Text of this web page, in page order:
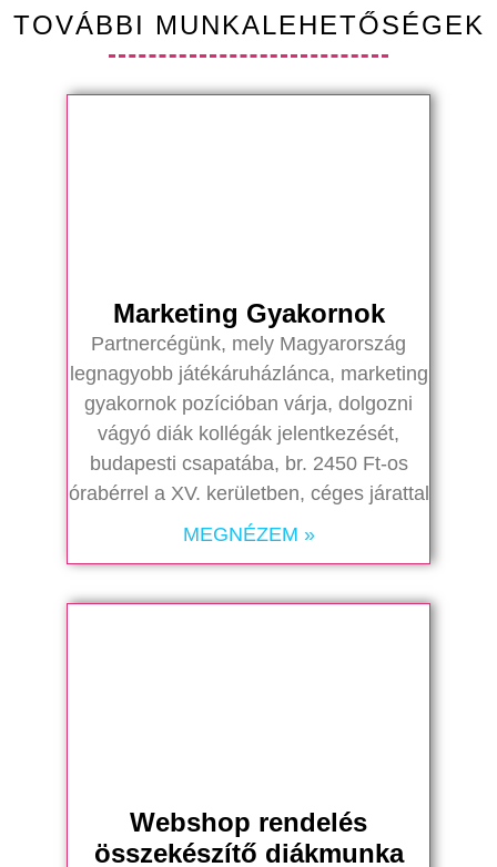
TOVÁBBI MUNKALEHETŐSÉGEK
Marketing Gyakornok
Partnercégünk, mely Magyarország
legnagyobb játékáruházlánca, marketing
gyakornok pozícióban várja, dolgozni
vágyó diák kollégák jelentkezését,
budapesti csapatába, br. 2450 Ft-os
órabérrel a XV. kerületben, céges járattal
MEGNÉZEM »
Webshop rendelés
összekészítő diákmunka